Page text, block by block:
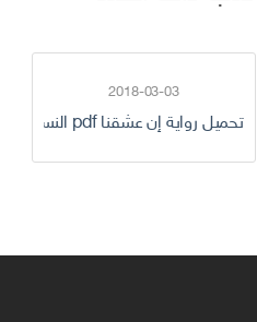
2018-03-03
تحميل رواية إن عشقنا pdf النسخة الاصلية